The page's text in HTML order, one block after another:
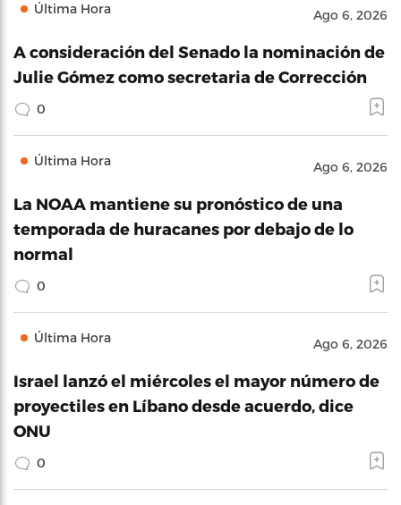
Última Hora Ago 6, 2026
A consideración del Senado la nominación de
Julie Gómez como secretaria de Corrección
0
Última Hora Ago 6, 2026
La NOAA mantiene su pronóstico de una
temporada de huracanes por debajo de lo
normal
0
Última Hora Ago 6, 2026
Israel lanzó el miércoles el mayor número de
proyectiles en Líbano desde acuerdo, dice
ONU
0